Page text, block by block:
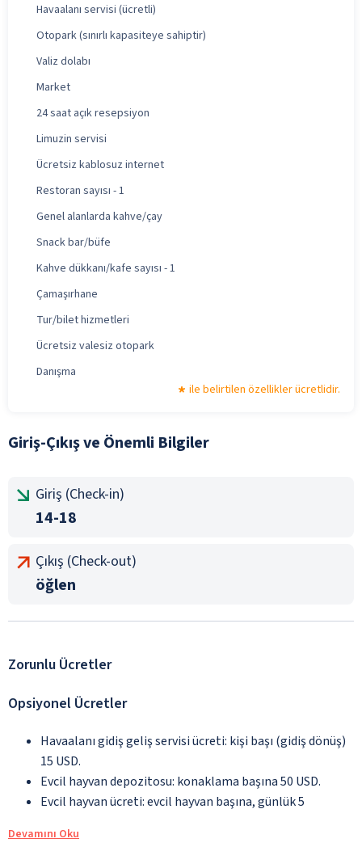
Havaalanı servisi (ücretli)
Otopark (sınırlı kapasiteye sahiptir)
Valiz dolabı
Market
24 saat açık resepsiyon
Limuzin servisi
Ücretsiz kablosuz internet
Restoran sayısı - 1
Genel alanlarda kahve/çay
Snack bar/büfe
Kahve dükkanı/kafe sayısı - 1
Çamaşırhane
Tur/bilet hizmetleri
Ücretsiz valesiz otopark
Danışma
ile belirtilen özellikler ücretlidir.
Giriş-Çıkış ve Önemli Bilgiler
Giriş (Check-in)
14-18
Çıkış (Check-out)
öğlen
Zorunlu Ücretler
Opsiyonel Ücretler
Havaalanı gidiş geliş servisi ücreti: kişi başı (gidiş dönüş)
15 USD.
Evcil hayvan depozitosu: konaklama başına 50 USD.
Evcil hayvan ücreti: evcil hayvan başına, günlük 5
Devamını Oku